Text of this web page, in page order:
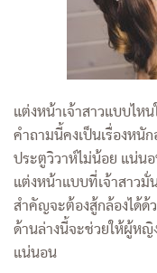
แต่งหน้าเจ้าสาวแบบไห
คำถามนี้คงเป็นเรื่องหนั
ประตูวิวาห์ไม่น้อย แน่น
แต่งหน้าแบบที่เจ้าสาวมั่
สำคัญจะต้องสู้กล้องได้ด้
ด้านล่างนี้จะช่วยให้ผู้หญิ
แน่นอน